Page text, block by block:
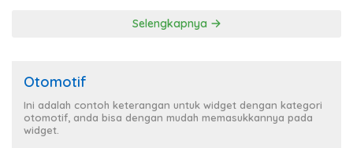
Selengkapnya
Otomotif
Ini adalah contoh keterangan untuk widget dengan kategori
otomotif, anda bisa dengan mudah memasukkannya pada
widget.